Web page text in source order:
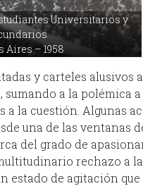
Universitarios y
Aires – 1958
y carteles
sumando a la polémica
a la cuestión. Algunas
una de las ventanas
del grado de
rechazo a
estado de agitación